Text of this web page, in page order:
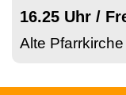
16.25 Uhr /
Alte